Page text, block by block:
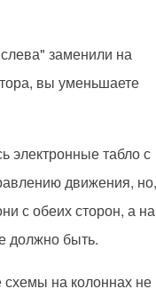
заменили на
вы уменьшаете
электронные табло с
движения,
с обеих сторон, а на
должно быть.
на колоннах не